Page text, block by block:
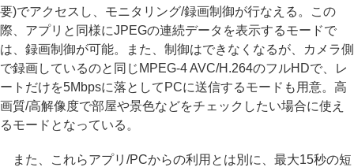
要)でアクセスし、モニタリング/録画制御が行なえる。この
際、アプリと同様にJPEGの連続データを表示するモードで
は、録画制御が可能。また、制御はできなくなるが、カメラ側
で録画しているのと同じMPEG-4 AVC/H.264のフルHDで、レ
ートだけを5Mbpsに落としてPCに送信するモードも用意。高
画質/高解像度で部屋や景色などをチェックしたい場合に使え
るモードとなっている。
また、これらアプリ/PCからの利用とは別に、最大15秒の短